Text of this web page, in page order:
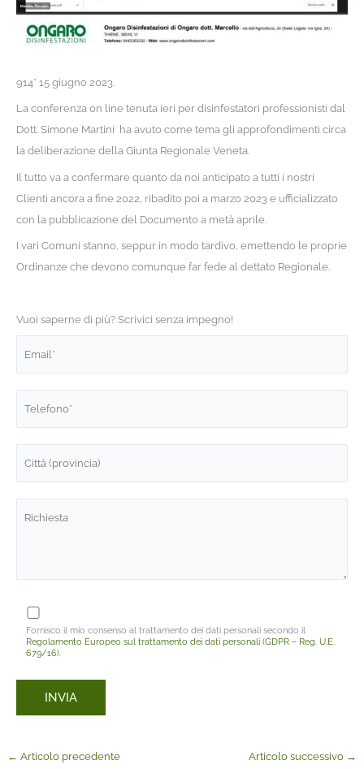
914* 15 giugno 2023.
La conferenza on line tenuta ieri per disinfestatori professionisti dal
Dott. Simone Martini ha avuto come tema gli approfondimenti circa
la deliberazione della Giunta Regionale Veneta.
Il tutto va a confermare quanto da noi anticipato a tutti i nostri
Clienti ancora a fine 2022, ribadito poi a marzo 2023 e ufficializzato
con la pubblicazione del Documento a metà aprile.
I vari Comuni stanno, seppur in modo tardivo, emettendo le proprie
Ordinanze che devono comunque far fede al dettato Regionale.
Vuoi saperne di più? Scrivici senza impegno!
Fornisco il mio consenso al trattamento dei dati personali secondo il
Regolamento Europeo sul trattamento dei dati personali (GDPR – Reg. U.E.
679/16)
← Articolo precedente Articolo successivo →